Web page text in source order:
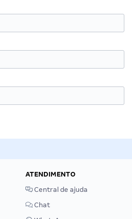
ATENDIMENTO
Central de ajuda
Chat